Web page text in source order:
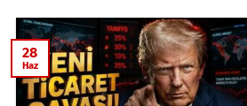
28
Haz